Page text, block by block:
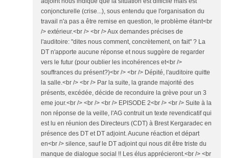
conjoncturelle (crise...), sous entendu que l'organisation du
travail n'a pas a être remise en question, le problème étant<br
/> extérieur.<br /> <br /> Aux demandes précises de
l'auditoire: "dites nous comment, concrètement, on fait" ? La
DT n'apporte aucune réponse et nous suggère de regarder
vers le futur (pour oublier les incohérences et<br />
souffrances du présent?)<br /> <br /> Dépité, l'auditoire quitte
la salle.<br /> <br /> Par la suite, la grande majorité des
présents, excédée, décide de reconduire la grève pour un 3
eme jour.<br /> <br /> <br /> EPISODE 2<br /> <br /> Suite à la
non réponse de la veille, l'AG contruit un texte revendicatif qui
est lu en réunion des Directeurs (CDT) à Brest Kergaradec en
présence des DT et DT adjoint. Aucune réaction et départ
en<br /> silence, sauf le DT adjoint qui nous dit être triste du
manque de dialogue social !! Les élus apprécieront.<br /> <br